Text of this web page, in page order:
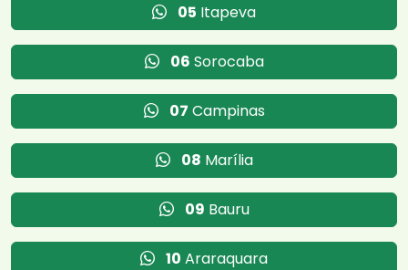
05 Itapeva
06 Sorocaba
07 Campinas
08 Marília
09 Bauru
10 Araraquara